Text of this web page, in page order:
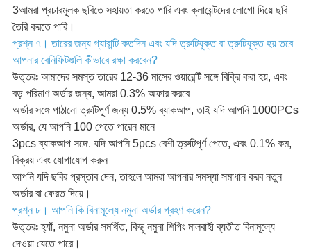
3আমরা প্রচারমূলক ছবিতে সহায়তা করতে পারি এবং ক্লায়েন্টদের লোগো দিয়ে ছবি
তৈরি করতে পারি।
প্রশ্ন ৭। তারের জন্য গ্যারান্টি কতদিন এবং যদি ত্রুটিযুক্ত বা ত্রুটিযুক্ত হয় তবে
আপনার বেনিফিটগুলি কীভাবে রক্ষা করবেন?
উত্তরঃ আমাদের সমস্ত তারের 12-36 মাসের ওয়ারেন্টি সঙ্গে বিক্রি করা হয়, এবং
বড় পরিমাণ অর্ডার জন্য, আমরা 0.3% অফার করবে
অর্ডার সঙ্গে পাঠানো ত্রুটিপূর্ণ জন্য 0.5% ব্যাকআপ, তাই যদি আপনি 1000PCs
অর্ডার, যে আপনি 100 পেতে পারেন মানে
3pcs ব্যাকআপ সঙ্গে. যদি আপনি 5pcs বেশী ত্রুটিপূর্ণ পেতে, এবং 0.1% কম,
বিক্রয় এবং যোগাযোগ করুন
আপনি যদি ছবির প্রস্তাব দেন, তাহলে আমরা আপনার সমস্যা সমাধান করব নতুন
অর্ডার বা ফেরত দিয়ে।
প্রশ্ন ৮। আপনি কি বিনামূল্যে নমুনা অর্ডার গ্রহণ করেন?
উত্তরঃ হ্যাঁ, নমুনা অর্ডার সমর্থিত, কিছু নমুনা শিপিং মালবাহী ব্যতীত বিনামূল্যে
দেওয়া যেতে পারে।